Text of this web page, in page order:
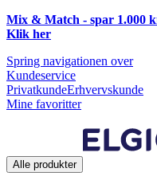
Mix & Match - spar 1.000
Klik her
Spring navigationen over
Kundeservice
PrivatkundeErhvervskunde
Mine favoritter
Alle produkter